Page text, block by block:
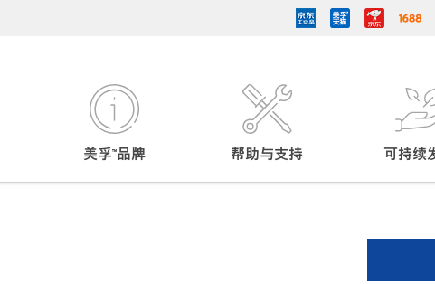
美孚™品牌 帮助与支持 可持续